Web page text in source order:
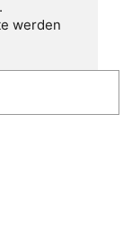
werden